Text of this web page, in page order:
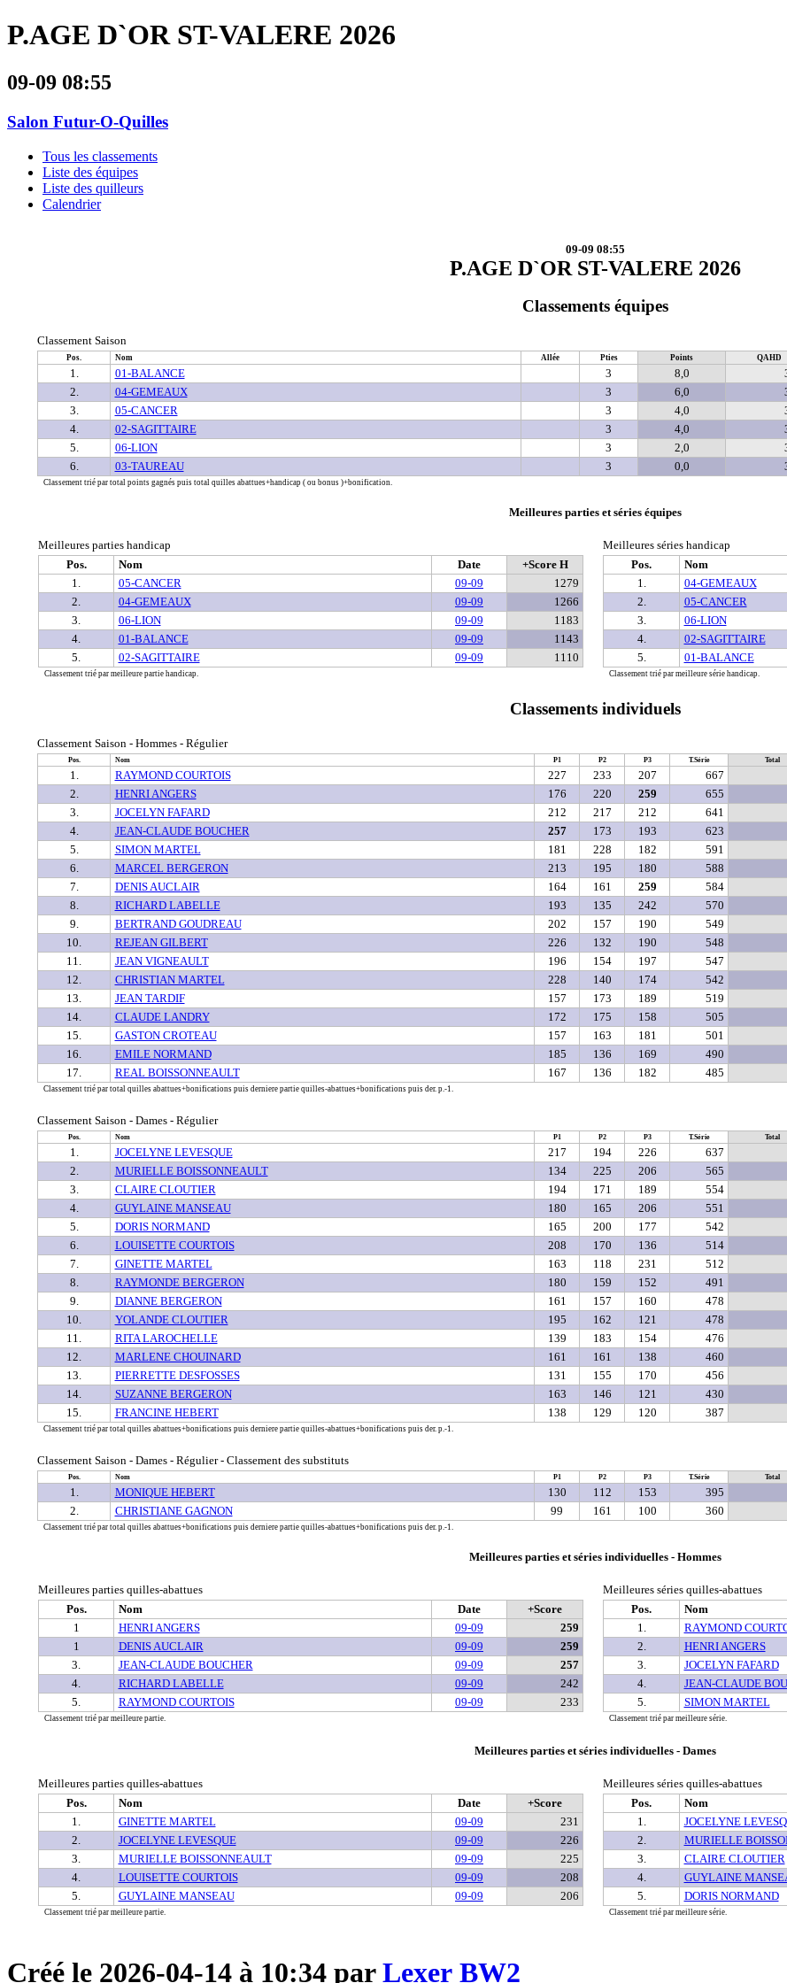
P.AGE D`OR ST-VALERE 2026
09-09 08:55
Salon Futur-O-Quilles
Tous les classements
Liste des équipes
Liste des quilleurs
Calendrier
09-09 08:55
P.AGE D`OR ST-VALERE 2026
Classements équipes
Classement Saison
Pos. Nom Allée Pties Points QAHD
1. 01-BALANCE 3 8,0
2.
04-GEMEAUX 3 6,0
3.
05-CANCER 3 4,0
4.
02-SAGITTAIRE 3 4,0
5.
06-LION 3 2,0
6.
03-TAUREAU 3 0,0
Classement trié par total points gagnés puis total quilles abattues+handicap ( ou bonus )+bonification.
Meilleures parties et séries équipes
Meilleures parties handicap
Pos.
Nom Date
+Score H
1.
05-CANCER 09-09
1279
2.
04-GEMEAUX 09-09
1266
3.
06-LION 09-09
1183
4.
01-BALANCE 09-09
1143
5.
02-SAGITTAIRE 09-09 1110
Classement trié par meilleure partie handicap.
Meilleures séries handicap
Pos.
Nom
1.
04-GEMEAUX
2.
05-CANCER
3.
06-LION
4.
02-SAGITTAIRE
5.
01-BALANCE
Classement trié par meilleure série handicap.
Classements individuels
Classement Saison - Hommes - Régulier
Pos. Nom P1 P2 P3 T.Série Total
1. RAYMOND COURTOIS 227 233 207 667
2.
HENRI ANGERS 176 220 259 655
3.
JOCELYN FAFARD 212 217 212 641
4.
JEAN-CLAUDE BOUCHER 257 173 193 623
5.
SIMON MARTEL 181 228 182 591
6.
MARCEL BERGERON 213 195 180 588
7.
DENIS AUCLAIR 164 161 259 584
8.
RICHARD LABELLE 193 135 242 570
9.
BERTRAND GOUDREAU 202 157 190 549
10.
REJEAN GILBERT 226 132 190 548
11.
JEAN VIGNEAULT 196 154 197 547
12.
CHRISTIAN MARTEL 228 140 174 542
13.
JEAN TARDIF 157 173 189 519
14.
CLAUDE LANDRY 172 175 158 505
15.
GASTON CROTEAU 157 163 181 501
16.
EMILE NORMAND 185 136 169 490
17.
REAL BOISSONNEAULT 167 136 182 485
Classement trié par total quilles abattues+bonifications puis derniere partie quilles-abattues+bonifications puis der. p.-1.
Classement Saison - Dames - Régulier
Pos. Nom P1 P2 P3 T.Série Total
1. JOCELYNE LEVESQUE 217 194 226 637
2.
MURIELLE BOISSONNEAULT 134 225 206 565
3.
CLAIRE CLOUTIER 194 171 189 554
4.
GUYLAINE MANSEAU 180 165 206 551
5.
DORIS NORMAND 165 200 177 542
6.
LOUISETTE COURTOIS 208 170 136 514
7.
GINETTE MARTEL 163 118 231 512
8.
RAYMONDE BERGERON 180 159 152 491
9.
DIANNE BERGERON 161 157 160 478
10.
YOLANDE CLOUTIER 195 162 121 478
11.
RITA LAROCHELLE 139 183 154 476
12.
MARLENE CHOUINARD 161 161 138 460
13.
PIERRETTE DESFOSSES 131 155 170 456
14.
SUZANNE BERGERON 163 146 121 430
15.
FRANCINE HEBERT 138 129 120 387
Classement trié par total quilles abattues+bonifications puis derniere partie quilles-abattues+bonifications puis der. p.-1.
Classement Saison - Dames - Régulier - Classement des substituts
Pos. Nom P1 P2 P3 T.Série Total
1. MONIQUE HEBERT 130 112 153 395
2.
CHRISTIANE GAGNON 99 161 100 360
Classement trié par total quilles abattues+bonifications puis derniere partie quilles-abattues+bonifications puis der. p.-1.
Meilleures parties et séries individuelles - Hommes
Meilleures parties quilles-abattues
Pos.
Nom Date
+Score
1
HENRI ANGERS 09-09
259
1
DENIS AUCLAIR 09-09
259
3.
JEAN-CLAUDE BOUCHER 09-09
257
4.
RICHARD LABELLE 09-09
242
5.
RAYMOND COURTOIS 09-09 233
Classement trié par meilleure partie.
Meilleures séries quilles-abattues
Pos.
Nom
1.
RAYMOND
2.
HENRI ANGERS
3.
JOCELYN FAFARD
4.
JEAN-CLAUDE
5.
SIMON MARTEL
Classement trié par meilleure série.
Meilleures parties et séries individuelles - Dames
Meilleures parties quilles-abattues
Pos.
Nom Date
+Score
1.
GINETTE MARTEL 09-09
231
2.
JOCELYNE LEVESQUE 09-09
226
3.
MURIELLE BOISSONNEAULT 09-09
225
4.
LOUISETTE COURTOIS 09-09
208
5.
GUYLAINE MANSEAU 09-09 206
Classement trié par meilleure partie.
Meilleures séries quilles-abattues
Pos.
Nom
1.
JOCELYNE
2.
MURIELLE
3.
CLAIRE CLOUTIER
4.
GUYLAINE
5.
DORIS NORMAND
Classement trié par meilleure série.
Créé le 2026-04-14 à 10:34 parLexer BW2